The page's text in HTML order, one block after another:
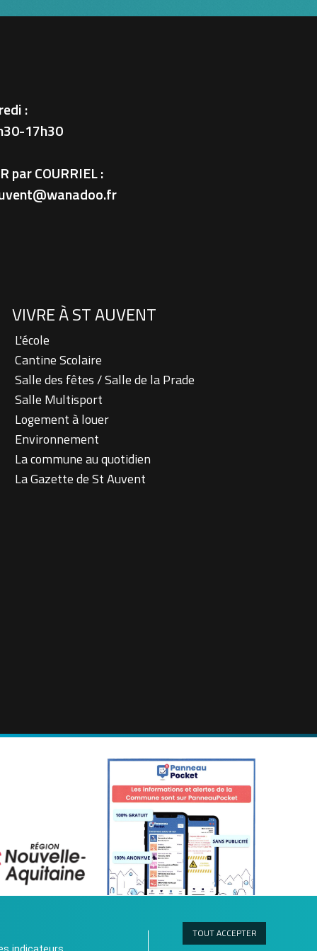
:
17h30
par COURRIEL :
VIVRE À ST AUVENT
L'école
Cantine Scolaire
Salle des fêtes / Salle de la Prade
Salle Multisport
Logement à louer
Environnement
La commune au quotidien
La Gazette de St Auvent
TOUT ACCEPTER